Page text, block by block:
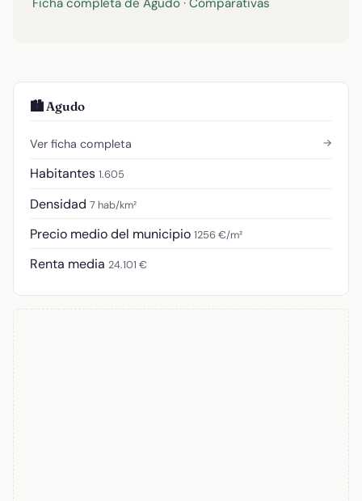
🏙️ Agudo
Ver ficha completa →
Habitantes 1.605
Densidad 7 hab/km²
Precio medio del municipio 1256 €/m²
Renta media 24.101 €